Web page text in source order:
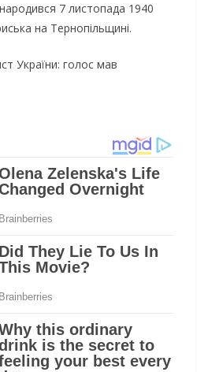
7 листопада 1940
на Тернопільщині.
України: голос мав